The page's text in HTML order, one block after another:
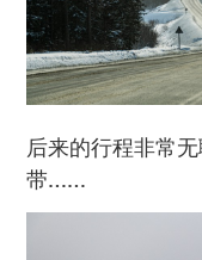
后来的行程非常
带……